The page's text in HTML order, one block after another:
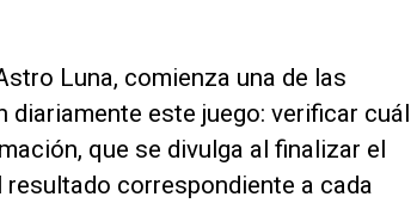
Luna, comienza una de las
este juego: verificar cuál
que se divulga al finalizar el
correspondiente a cada